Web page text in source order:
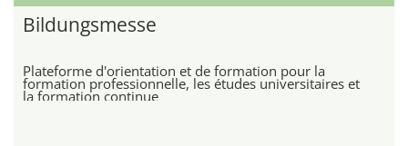
Bildungsmesse
Plateforme d'orientation et de formation pour la
formation professionnelle, les études universitaires et
la formation continue